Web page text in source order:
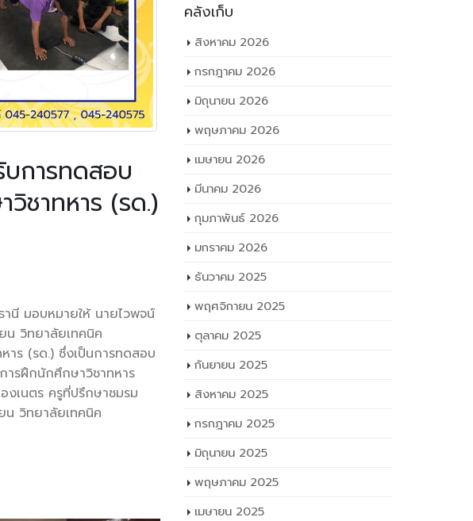
บการทดสอบ
ชาทหาร (รด.)
นี มอบหมายให้ นายไวพจน์
น วิทยาลัยเทคนิค
าร (รด.) ซึ่งเป็นการทดสอบ
รฝึกนักศึกษาวิชาทหาร
เนตร ครูที่ปรึกษาชมรม
น วิทยาลัยเทคนิค
คลังเก็บ
สิงหาคม 2026
กรกฎาคม 2026
มิถุนายน 2026
พฤษภาคม 2026
เมษายน 2026
มีนาคม 2026
กุมภาพันธ์ 2026
มกราคม 2026
ธันวาคม 2025
พฤศจิกายน 2025
ตุลาคม 2025
กันยายน 2025
สิงหาคม 2025
กรกฎาคม 2025
มิถุนายน 2025
พฤษภาคม 2025
เมษายน 2025